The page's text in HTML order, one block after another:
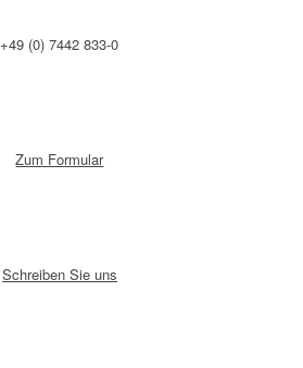
+49 (0) 7442 833-0
Zum Formular
Schreiben Sie uns